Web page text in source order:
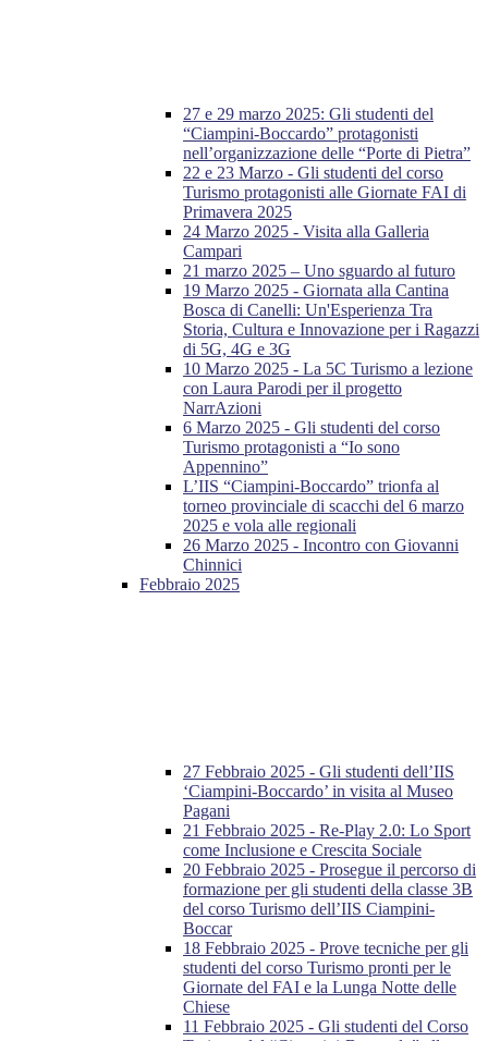
27 e 29 marzo 2025: Gli studenti del
“Ciampini-Boccardo” protagonisti
nell’organizzazione delle “Porte di Pietra”
22 e 23 Marzo - Gli studenti del corso
Turismo protagonisti alle Giornate FAI di
Primavera 2025
24 Marzo 2025 - Visita alla Galleria
Campari
21 marzo 2025 – Uno sguardo al futuro
19 Marzo 2025 - Giornata alla Cantina
Bosca di Canelli: Un'Esperienza Tra
Storia, Cultura e Innovazione per i Ragazzi
di 5G, 4G e 3G
10 Marzo 2025 - La 5C Turismo a lezione
con Laura Parodi per il progetto
NarrAzioni
6 Marzo 2025 - Gli studenti del corso
Turismo protagonisti a “Io sono
Appennino”
L’IIS “Ciampini-Boccardo” trionfa al
torneo provinciale di scacchi del 6 marzo
2025 e vola alle regionali
26 Marzo 2025 - Incontro con Giovanni
Chinnici
Febbraio 2025
27 Febbraio 2025 - Gli studenti dell’IIS
‘Ciampini-Boccardo’ in visita al Museo
Pagani
21 Febbraio 2025 - Re-Play 2.0: Lo Sport
come Inclusione e Crescita Sociale
20 Febbraio 2025 - Prosegue il percorso di
formazione per gli studenti della classe 3B
del corso Turismo dell’IIS Ciampini-
Boccar
18 Febbraio 2025 - Prove tecniche per gli
studenti del corso Turismo pronti per le
Giornate del FAI e la Lunga Notte delle
Chiese
11 Febbraio 2025 - Gli studenti del Corso